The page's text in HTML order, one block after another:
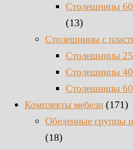
Столешницы
(13)
Столешницы c
Столешницы 25
Столешницы 40
Столешницы 60
Комплекты мебели (171)
Обеденные группы
(18)